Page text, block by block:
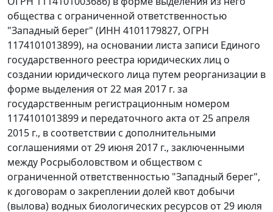
общества с ограниченной ответственностью
"Западный берег" (ИНН 4101179827, ОГРН
1174101013899), на основании листа записи Единого
государственного реестра юридических лиц о
создании юридического лица путем реорганизации в
форме выделения от 22 мая 2017 г. за
государственным регистрационным номером
1174101013899 и передаточного акта от 25 апреля
2015 г., в соответствии с дополнительными
соглашениями от 29 июня 2017 г., заключенными
между Росрыболовством и обществом с
ограниченной ответственностью "Западный берег",
к договорам о закреплении долей квот добычи
(вылова) водных биологических ресурсов от 29 июля